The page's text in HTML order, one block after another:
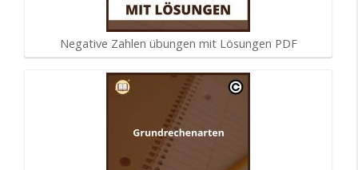
Negative Zahlen übungen mit Lösungen PDF